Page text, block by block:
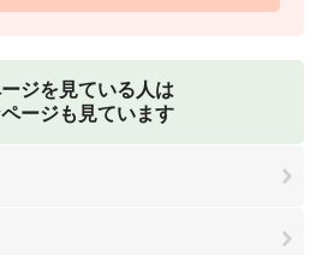
ジを見ている人は
ージも見ています